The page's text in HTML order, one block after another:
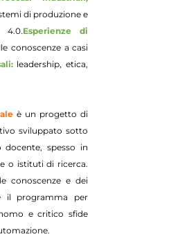
di produzione e
4.0.Esperienze di
conoscenze a casi
leadership, etica,
è un progetto di
sviluppato sotto
docente, spesso in
o istituti di ricerca.
conoscenze e dei
il programma per
e critico sfide